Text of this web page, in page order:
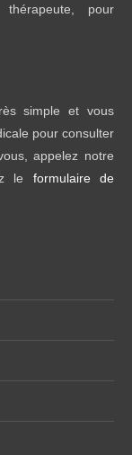
pour
simple et vous
pour consulter
appelez notre
le formulaire de